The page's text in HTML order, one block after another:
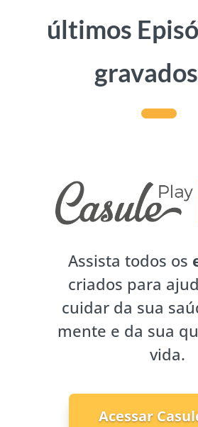
últimos
gravados
Assista todos os
criados para
cuidar da sua
mente e da sua
vida.
Acessar